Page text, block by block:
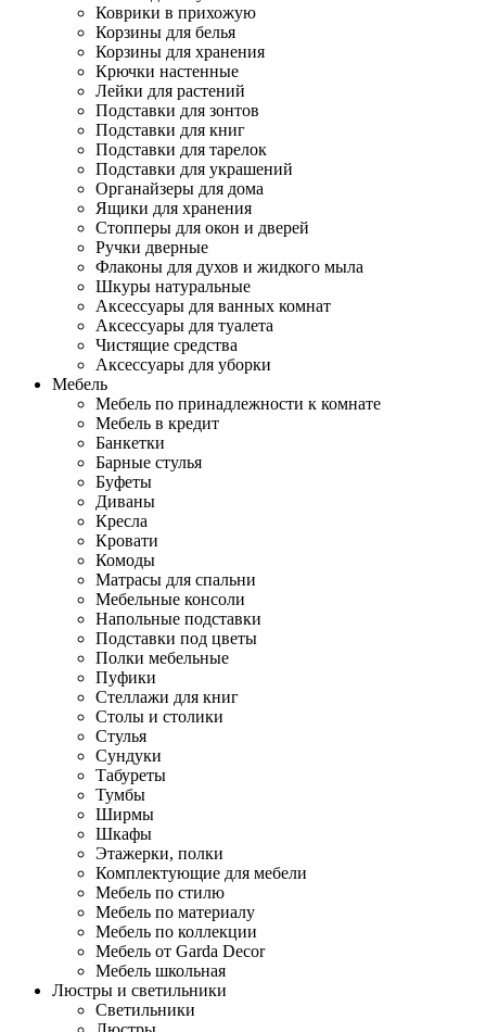
Коврики в прихожую
Корзины для белья
Корзины для хранения
Крючки настенные
Лейки для растений
Подставки для зонтов
Подставки для книг
Подставки для тарелок
Подставки для украшений
Органайзеры для дома
Ящики для хранения
Стопперы для окон и дверей
Ручки дверные
Флаконы для духов и жидкого мыла
Шкуры натуральные
Аксессуары для ванных комнат
Аксессуары для туалета
Чистящие средства
Аксессуары для уборки
Мебель
Мебель по принадлежности к комнате
Мебель в кредит
Банкетки
Барные стулья
Буфеты
Диваны
Кресла
Кровати
Комоды
Матрасы для спальни
Мебельные консоли
Напольные подставки
Подставки под цветы
Полки мебельные
Пуфики
Стеллажи для книг
Столы и столики
Стулья
Сундуки
Табуреты
Тумбы
Ширмы
Шкафы
Этажерки, полки
Комплектующие для мебели
Мебель по стилю
Мебель по материалу
Мебель по коллекции
Мебель от Garda Decor
Мебель школьная
Люстры и светильники
Светильники